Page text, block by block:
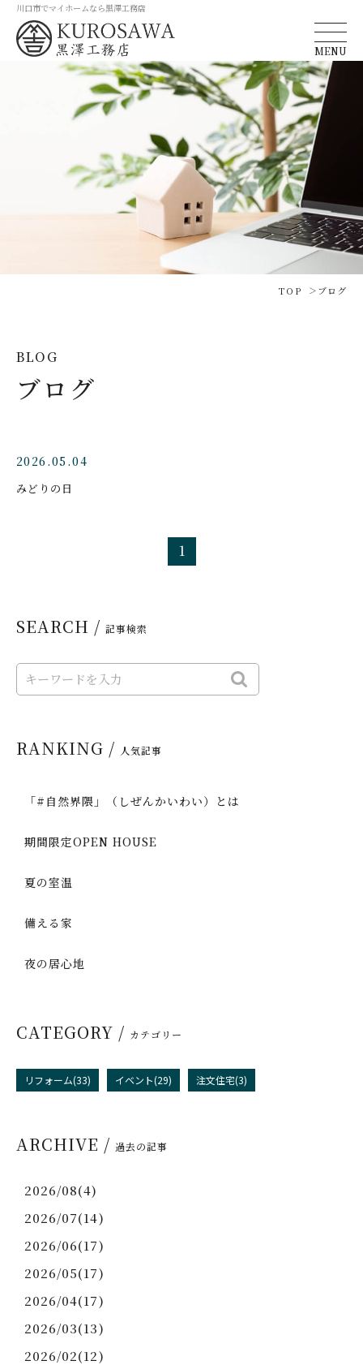
川口市でマイホームなら黒澤工務店
MENU
TOP ブログ
BLOG
ブログ
2026.05.04
みどりの日
1
SEARCH / 記事検索
RANKING / 人気記事
「#自然界隈」（しぜんかいわい）とは
期間限定OPEN HOUSE
夏の室温
備える家
夜の居心地
CATEGORY / カテゴリー
リフォーム(33) イベント(29) 注文住宅(3)
ARCHIVE / 過去の記事
2026/08(4)
2026/07(14)
2026/06(17)
2026/05(17)
2026/04(17)
2026/03(13)
2026/02(12)